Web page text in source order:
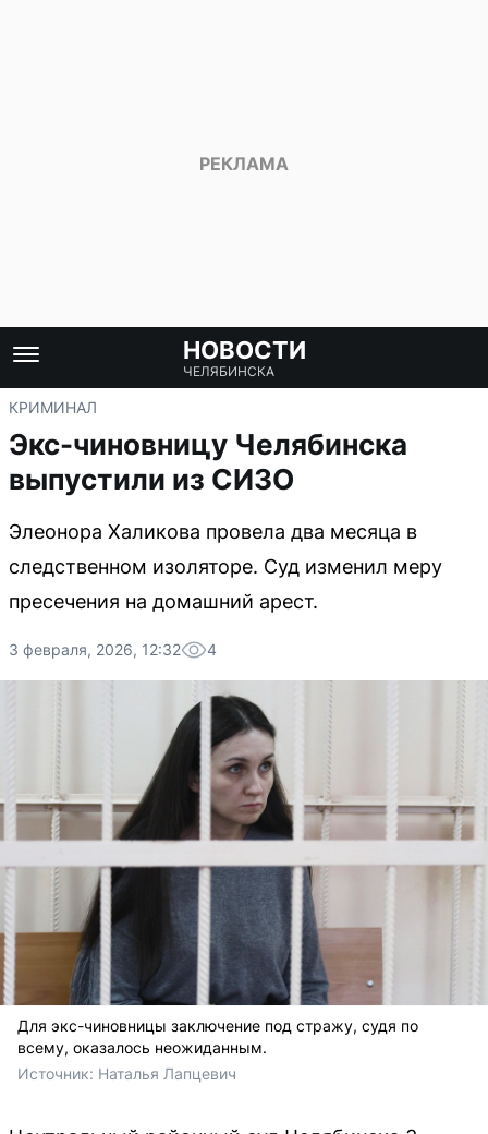
НОВОСТИ
ЧЕЛЯБИНСКА
КРИМИНАЛ
Экс-чиновницу Челябинска
выпустили из СИЗО
Элеонора Халикова провела два месяца в
следственном изоляторе. Суд изменил меру
пресечения на домашний арест.
3 февраля, 2026, 12:32 4
Для экс-чиновницы заключение под стражу, судя по
всему, оказалось неожиданным.
Источник: Наталья Лапцевич